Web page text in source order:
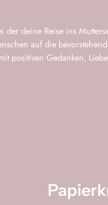
deine Reise ins
auf die
positiven Gedanken,